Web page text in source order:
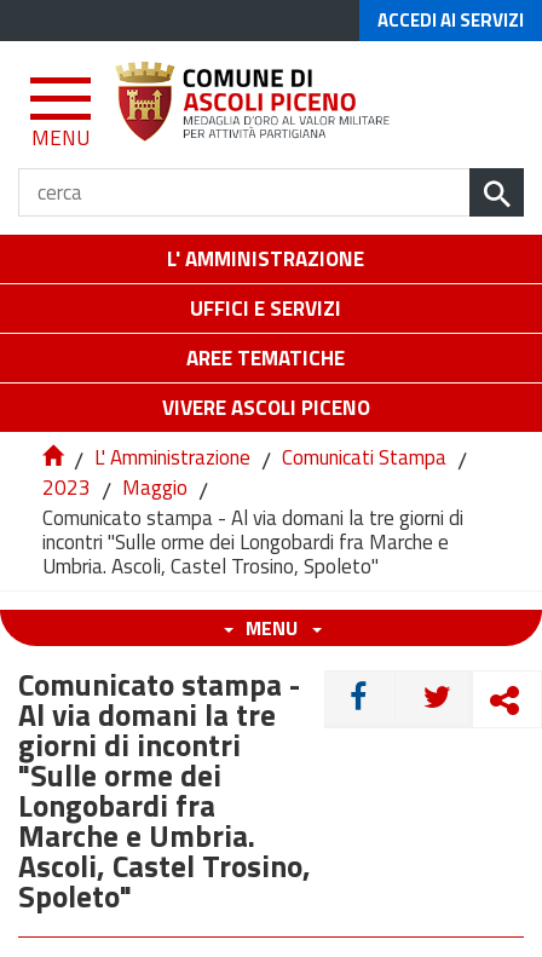
ACCEDI AI SERVIZI
MENU
L' AMMINISTRAZIONE
UFFICI E SERVIZI
AREE TEMATICHE
VIVERE ASCOLI PICENO
/ L' Amministrazione / Comunicati Stampa /
2023 / Maggio /
Comunicato stampa - Al via domani la tre giorni di
incontri "Sulle orme dei Longobardi fra Marche e
Umbria. Ascoli, Castel Trosino, Spoleto"
MENU
CONDIVIDI
Comunicato stampa -
Al via domani la tre
giorni di incontri
"Sulle orme dei
Longobardi fra
Marche e Umbria.
Ascoli, Castel Trosino,
Spoleto"